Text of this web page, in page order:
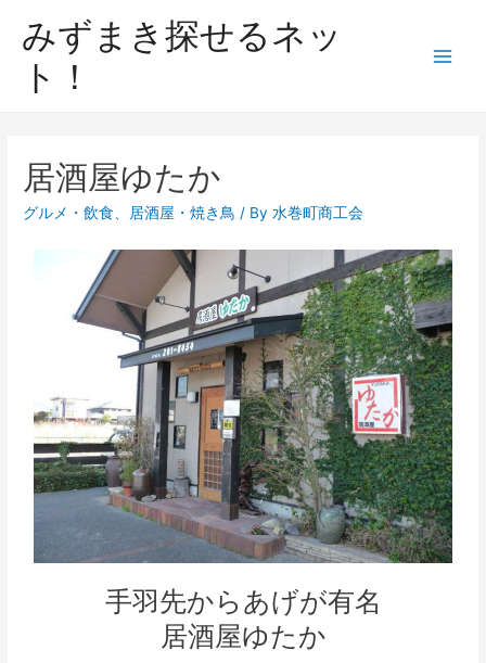
みずまき探せるネッ
ト！
居酒屋ゆたか
グルメ・飲食、 居酒屋・焼き鳥 / By水巻町商工会
手羽先からあげが有名
居酒屋ゆたか